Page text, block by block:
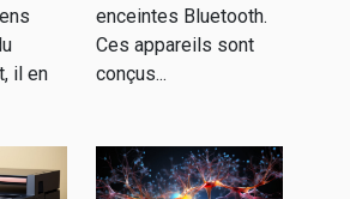
il en
enceintes Bluetooth.
Ces appareils sont
conçus...